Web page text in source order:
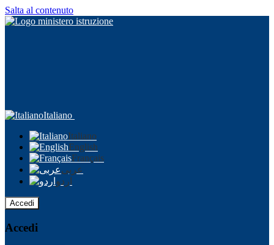
Salta al contenuto
Italiano
Italiano
English
Français
عربى
اردو
Accedi
Accedi